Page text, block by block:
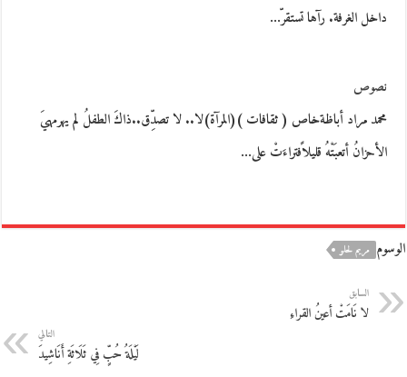
داخل الغرفة. رآها تستقرّ…
نصوص
محمد مراد أباظةخاص ( ثقافات )(المرآة)لا.. لا تصدِّق..ذاكَ الطفلُ لم يهرمهيَ
الأحزانُ أتعبَتْهُ قليلاًفتراءَتْ على…
الوسوم مريم لحلو
السابق
لا نَامَتْ أعينُ القراءِ
التالي
لَيْلَةُ حُبٍّ فِي ثَلَاثَةِ أَنَاشِيدَ